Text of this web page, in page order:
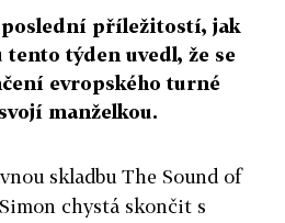
poslední příležitostí, jak
týden uvedl, že se
evropského turné
manželkou.
skladbu The Sound of
chystá skončit s